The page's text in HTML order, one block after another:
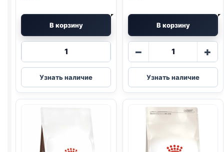
В корзину
Количество
Royal
Canin
Vet
Узнать наличие
В корзину
−
Количество
Royal
Canin
сух.
(STERILISED)
весовой
+
Узнать наличие